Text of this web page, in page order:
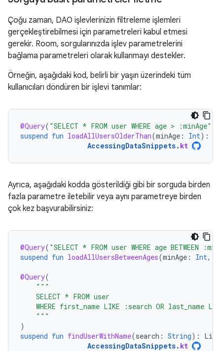
Çoğu zaman, DAO işlevlerinizin filtreleme işlemleri
gerçekleştirebilmesi için parametreleri kabul etmesi
gerekir. Room, sorgularınızda işlev parametrelerini
bağlama parametreleri olarak kullanmayı destekler.
Örneğin, aşağıdaki kod, belirli bir yaşın üzerindeki tüm
kullanıcıları döndüren bir işlevi tanımlar:
@Query( "SELECT * FROM user WHERE age > :minAge"
suspend fun loadAllUsersOlderThan(minAge : Int):
AccessingDataSnippets. kt
Ayrıca, aşağıdaki kodda gösterildiği gibi bir sorguda birden
fazla parametre iletebilir veya aynı parametreye birden
çok kez başvurabilirsiniz:
@Query( "SELECT * FROM user WHERE age BETWEEN
suspend fun loadAllUsersBetweenAges(minAge : Int,
@Query(
"""
    SELECT * FROM user
WHERE first_name LIKE :search OR last_name
    """
)
suspend fun findUserWithName(search : String):
AccessingDataSnippets. kt